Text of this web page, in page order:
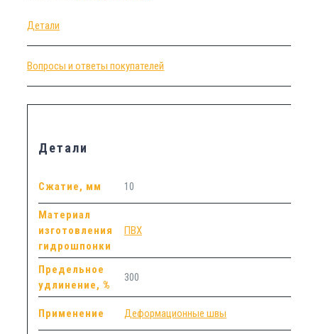
Детали
Вопросы и ответы покупателей
Детали
Сжатие, мм 10
Материал
изготовления
гидрошпонки
ПВХ
Предельное
удлинение, %
300
Применение Деформационные швы